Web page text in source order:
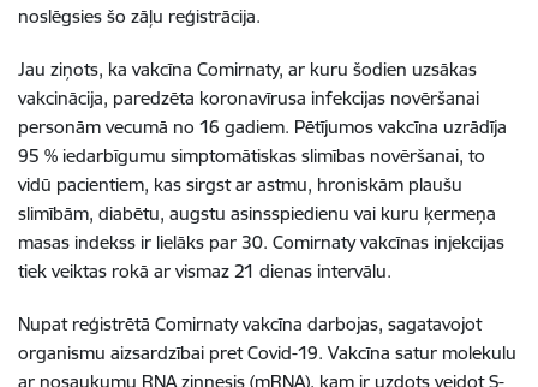
noslēgsies šo zāļu reģistrācija.
Jau ziņots, ka vakcīna Comirnaty, ar kuru šodien uzsākas
vakcinācija, paredzēta koronavīrusa infekcijas novēršanai
personām vecumā no 16 gadiem. Pētījumos vakcīna uzrādīja
95 % iedarbīgumu simptomātiskas slimības novēršanai, to
vidū pacientiem, kas sirgst ar astmu, hroniskām plaušu
slimībām, diabētu, augstu asinsspiedienu vai kuru ķermeņa
masas indekss ir lielāks par 30. Comirnaty vakcīnas injekcijas
tiek veiktas rokā ar vismaz 21 dienas intervālu.
Nupat reģistrētā Comirnaty vakcīna darbojas, sagatavojot
organismu aizsardzībai pret Covid-19. Vakcīna satur molekulu
ar nosaukumu RNA ziņnesis (mRNA), kam ir uzdots veidot S-